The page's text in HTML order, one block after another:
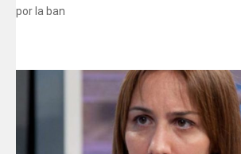
por la ban